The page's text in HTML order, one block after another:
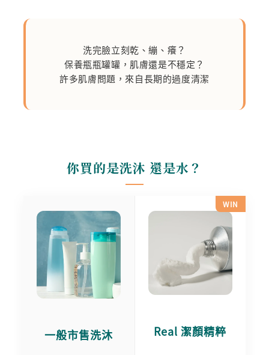
洗完臉立刻乾、繃、癢？
保養瓶瓶罐罐，肌膚還是不穩定？
許多肌膚問題，來自長期的過度清潔
你買的是洗沐 還是水？
一般市售洗沐
WIN
Real 潔顏精粹